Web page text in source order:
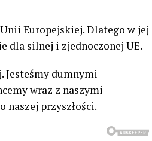
Europejskiej. Dlatego w jej
dla silnej i zjednoczonej UE.
Jesteśmy dumnymi
wraz z naszymi
naszej przyszłości.